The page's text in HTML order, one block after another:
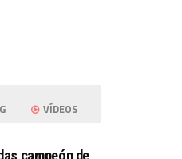
VÍDEOS
campeón de